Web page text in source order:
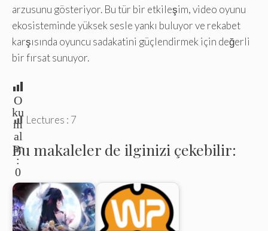
arzusunu gösteriyor. Bu tür bir etkileşim, video oyunu
ekosisteminde yüksek sesle yankı buluyor ve rekabet
karşısında oyuncu sadakatini güçlendirmek için değerli
bir fırsat sunuyor.
O
ku
m
al
ar
:
0
Lectures : 7
Bu makaleler de ilginizi çekebilir: